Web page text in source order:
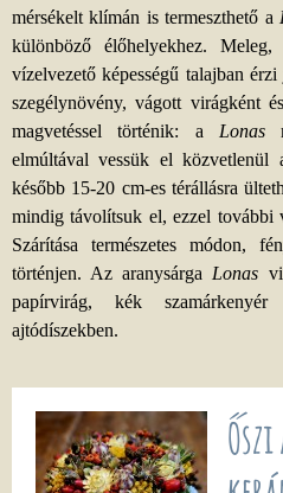
mérsékelt klímán is termeszthető a
különböző élőhelyekhez.
vízelvezető képességű talajban
szegélynövény, vágott virágként
magvetéssel történik: a Lonas
elmúltával vessük el közvetlenül
később 15-20 cm-es térállásra
mindig távolítsuk el, ezzel további
Szárítása természetes módon,
történjen. Az aranysárga Lonas
papírvirág, kék
ajtódíszekben.